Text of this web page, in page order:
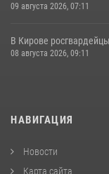
09 августа 2026, 07:11
В Кирове
08 августа 2026, 09:11
НАВИГАЦИЯ
Новости
Карта сайта